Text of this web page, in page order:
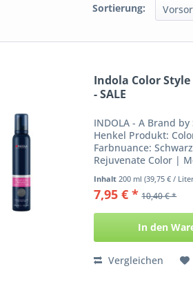
Sortierung:
Indola Color
- SALE
INDOLA - A Brand
Henkel Produkt:
Farbnuance:
Rejuvenate Color |
ml Informationen
Mousse von Indola:
und Styling in...
Inhalt200 ml(39,75 € /
7,95 € * 10,40 € *
In den
Vergleichen